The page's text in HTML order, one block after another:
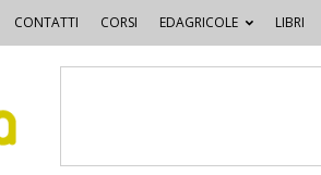
CONTATTI CORSI EDAGRICOLE LIBRI